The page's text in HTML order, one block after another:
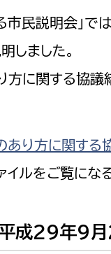
画課
市民説明会」
しました。
り方に関する協
あり方に関する
イルをご覧になる
成29年9月